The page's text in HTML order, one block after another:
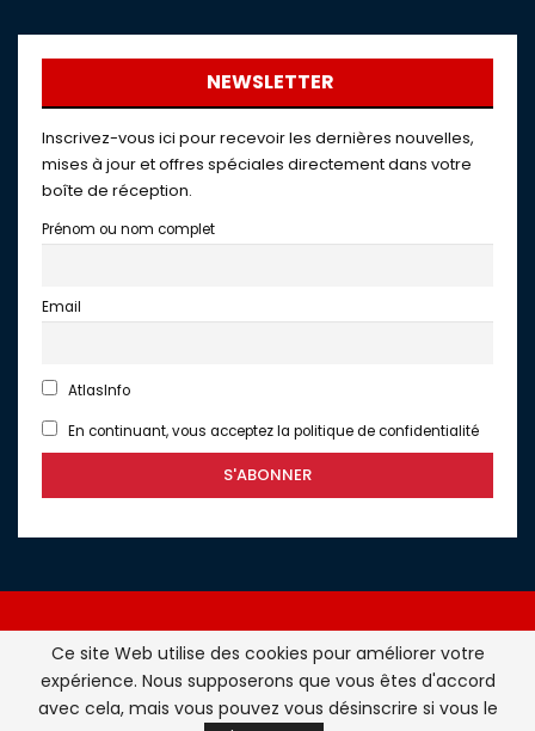
NEWSLETTER
Inscrivez-vous ici pour recevoir les dernières nouvelles,
mises à jour et offres spéciales directement dans votre
boîte de réception.
Prénom ou nom complet
Email
AtlasInfo
En continuant, vous acceptez la politique de confidentialité
Atlasinfo.fr : l'essentiel de l'actualité de la France et du
Maghreb © Tous Droits Réservés - Atlasinfo- 2026
Ce site Web utilise des cookies pour améliorer votre
expérience. Nous supposerons que vous êtes d'accord
avec cela, mais vous pouvez vous désinscrire si vous le